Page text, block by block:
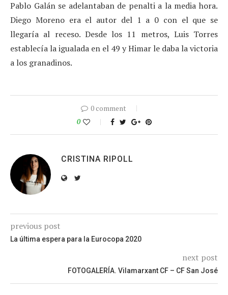
Pablo Galán se adelantaban de penalti a la media hora.
Diego Moreno era el autor del 1 a 0 con el que se
llegaría al receso. Desde los 11 metros, Luis Torres
establecía la igualada en el 49 y Himar le daba la victoria
a los granadinos.
0 comment
0
CRISTINA RIPOLL
previous post
La última espera para la Eurocopa 2020
next post
FOTOGALERÍA. Vilamarxant CF – CF San José